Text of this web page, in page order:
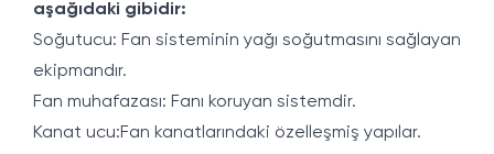
aşağıdaki gibidir:
Soğutucu: Fan sisteminin yağı soğutmasını sağlayan
ekipmandır.
Fan muhafazası: Fanı koruyan sistemdir.
Kanat ucu:Fan kanatlarındaki özelleşmiş yapılar.